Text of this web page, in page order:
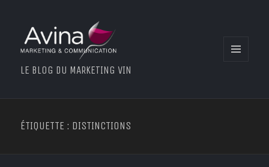
LE BLOG DU MARKETING VIN
ÉTIQUETTE : DISTINCTIONS